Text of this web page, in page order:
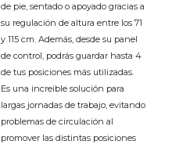
de pie, sentado o apoyado gracias a
su regulación de altura entre los 71
y 115 cm. Además, desde su panel
de control, podrás guardar hasta 4
de tus posiciones más utilizadas.
Es una increible solución para
largas jornadas de trabajo, evitando
problemas de circulación al
promover las distintas posiciones